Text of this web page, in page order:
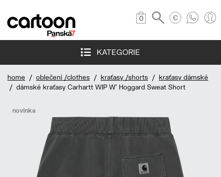
0
KATEGORIE
home / oblečení /clothes / kraťasy /shorts / kraťasy dámské
/ dámské kraťasy Carhartt WIP W' Hoggard Sweat Short
novinka